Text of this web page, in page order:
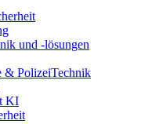
und -lösungen
& PolizeiTechnik
KI